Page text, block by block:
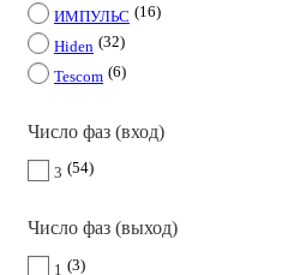
ИМПУЛЬС
16
Hiden 32
Tescom 6
Число фаз (вход)
3 54
Число фаз (выход)
1
3